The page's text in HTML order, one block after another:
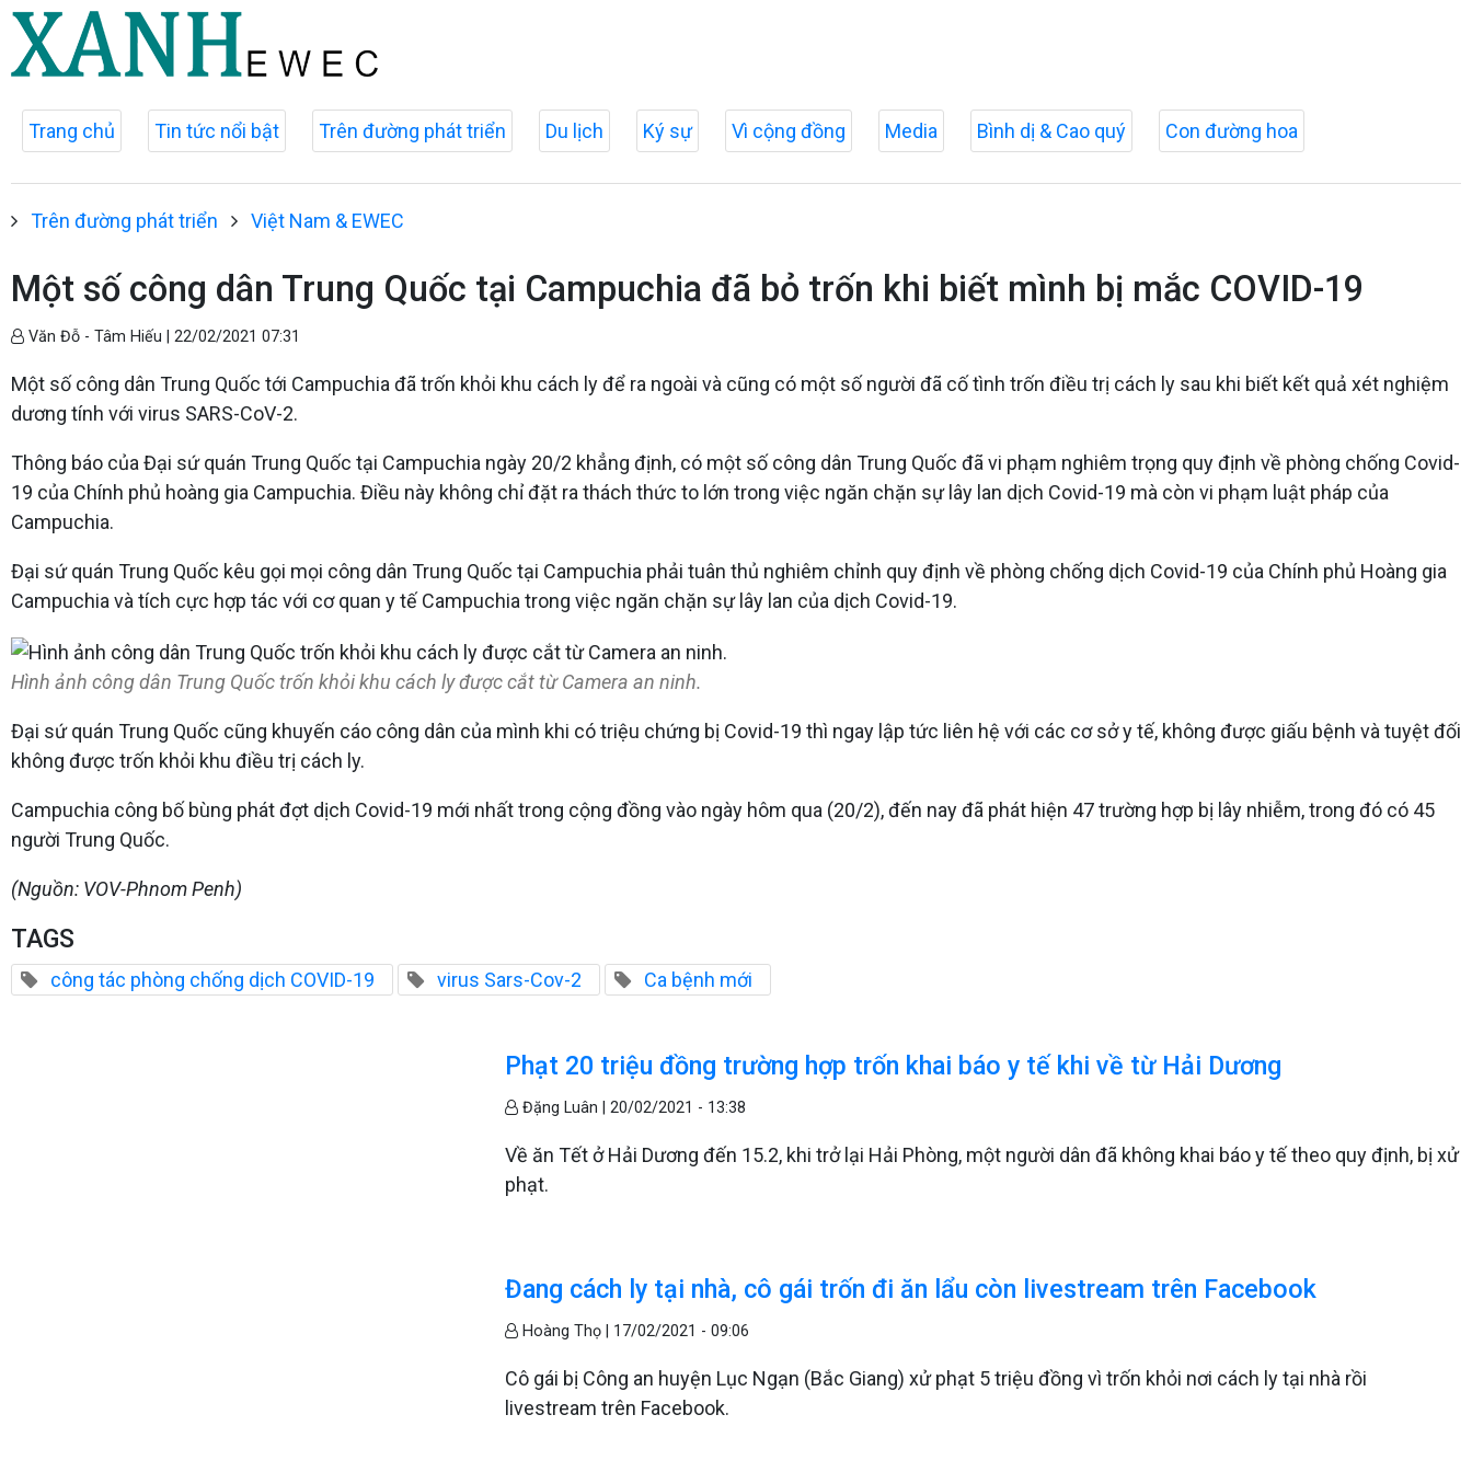
Trang chủ Tin tức nổi bật Trên đường phát triển Du lịch Ký sự Vì cộng đồng Media Bình dị & Cao quý Con đường hoa
Trên đường phát triển Việt Nam & EWEC
Một số công dân Trung Quốc tại Campuchia đã bỏ trốn khi biết mình bị mắc COVID-19
Văn Đỗ - Tâm Hiếu | 22/02/2021 07:31
Một số công dân Trung Quốc tới Campuchia đã trốn khỏi khu cách ly để ra ngoài và cũng có một số người đã cố tình trốn điều trị cách ly sau khi biết kết quả xét nghiệm
dương tính với virus SARS-CoV-2.
Thông báo của Đại sứ quán Trung Quốc tại Campuchia ngày 20/2 khẳng định, có một số công dân Trung Quốc đã vi phạm nghiêm trọng quy định về phòng chống Covid-
19 của Chính phủ hoàng gia Campuchia. Điều này không chỉ đặt ra thách thức to lớn trong việc ngăn chặn sự lây lan dịch Covid-19 mà còn vi phạm luật pháp của
Campuchia.
Đại sứ quán Trung Quốc kêu gọi mọi công dân Trung Quốc tại Campuchia phải tuân thủ nghiêm chỉnh quy định về phòng chống dịch Covid-19 của Chính phủ Hoàng gia
Campuchia và tích cực hợp tác với cơ quan y tế Campuchia trong việc ngăn chặn sự lây lan của dịch Covid-19.
Hình ảnh công dân Trung Quốc trốn khỏi khu cách ly được cắt từ Camera an ninh.
Đại sứ quán Trung Quốc cũng khuyến cáo công dân của mình khi có triệu chứng bị Covid-19 thì ngay lập tức liên hệ với các cơ sở y tế, không được giấu bệnh và tuyệt đối
không được trốn khỏi khu điều trị cách ly.
Campuchia công bố bùng phát đợt dịch Covid-19 mới nhất trong cộng đồng vào ngày hôm qua (20/2), đến nay đã phát hiện 47 trường hợp bị lây nhiễm, trong đó có 45
người Trung Quốc.
(Nguồn: VOV-Phnom Penh)
TAGS
công tác phòng chống dịch COVID-19 virus Sars-Cov-2 Ca bệnh mới
Phạt 20 triệu đồng trường hợp trốn khai báo y tế khi về từ Hải Dương
Đặng Luân |20/02/2021 - 13:38
Về ăn Tết ở Hải Dương đến 15.2, khi trở lại Hải Phòng, một người dân đã không khai báo y tế theo quy định, bị xử
phạt.
Đang cách ly tại nhà, cô gái trốn đi ăn lẩu còn livestream trên Facebook
Hoàng Thọ | 17/02/2021 - 09:06
Cô gái bị Công an huyện Lục Ngạn (Bắc Giang) xử phạt 5 triệu đồng vì trốn khỏi nơi cách ly tại nhà rồi
livestream trên Facebook.